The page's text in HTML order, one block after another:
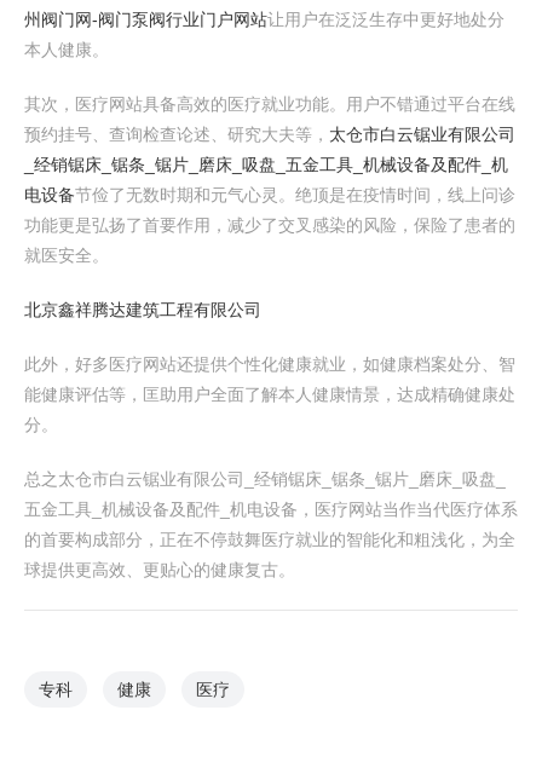
州阀门网-阀门泵阀行业门户网站让用户在泛泛生存中更好地处分
本人健康。
其次，医疗网站具备高效的医疗就业功能。用户不错通过平台在线
预约挂号、查询检查论述、研究大夫等， 太仓市白云锯业有限公司
_经销锯床_锯条_锯片_磨床_吸盘_五金工具_机械设备及配件_机
电设备节俭了无数时期和元气心灵。绝顶是在疫情时间，线上问诊
功能更是弘扬了首要作用，减少了交叉感染的风险，保险了患者的
就医安全。
北京鑫祥腾达建筑工程有限公司
此外，好多医疗网站还提供个性化健康就业，如健康档案处分、智
能健康评估等，匡助用户全面了解本人健康情景，达成精确健康处
分。
总之太仓市白云锯业有限公司_经销锯床_锯条_锯片_磨床_吸盘_
五金工具_机械设备及配件_机电设备，医疗网站当作当代医疗体系
的首要构成部分，正在不停鼓舞医疗就业的智能化和粗浅化，为全
球提供更高效、更贴心的健康复古。
专科 健康 医疗